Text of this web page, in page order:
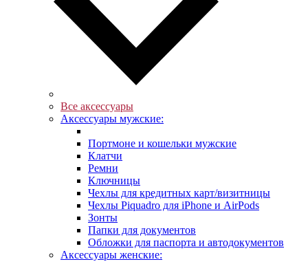
Все аксессуары
Аксессуары мужские:
Портмоне и кошельки мужские
Клатчи
Ремни
Ключницы
Чехлы для кредитных карт/визитницы
Чехлы Piquadro для iPhone и AirPods
Зонты
Папки для документов
Обложки для паспорта и автодокументов
Аксессуары женские: